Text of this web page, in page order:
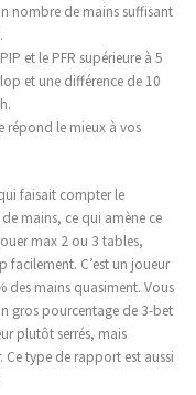
nombre de mains suffisant
et le PFR supérieure à 5
et une différence de 10
répond le mieux à vos
faisait compter le
mains, ce qui amène ce
max 2 ou 3 tables,
facilement. C’est un joueur
mains quasiment. Vous
gros pourcentage de 3-bet
plutôt serrés, mais
Ce type de rapport est aussi